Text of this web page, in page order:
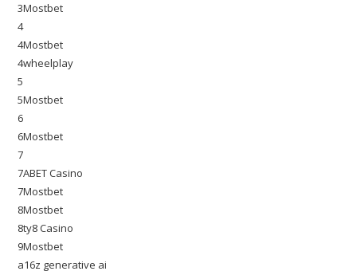
3Mostbet
4
4Mostbet
4wheelplay
5
5Mostbet
6
6Mostbet
7
7ABET Casino
7Mostbet
8Mostbet
8ty8 Casino
9Mostbet
a16z generative ai